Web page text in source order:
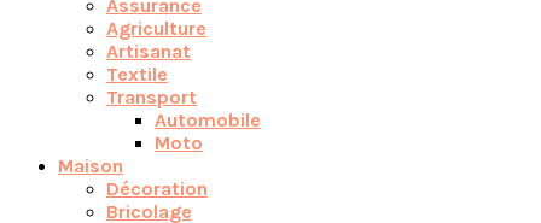
Assurance
Agriculture
Artisanat
Textile
Transport
Automobile
Moto
Maison
Décoration
Bricolage